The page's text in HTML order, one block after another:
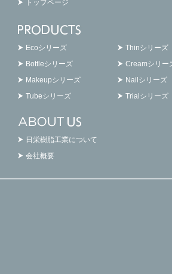
トップページ
Ecoシリーズ
Thinシリーズ
Bottleシリーズ
Creamシリー
Makeupシリーズ
Nailシリーズ
Tubeシリーズ
Trialシリーズ
日栄樹脂工業について
会社概要